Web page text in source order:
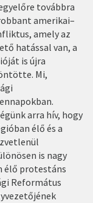
továbbra
amerikai–
amely az
hatással van, a
is újra
Mi,
arra hív, hogy
élő és a
is nagy
élő protestáns
Református